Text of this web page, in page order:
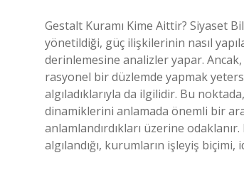
Gestalt Kuramı Kime Aittir? Siyaset
yönetildiği, güç ilişkilerinin nasıl
derinlemesine analizler yapar.
rasyonel bir düzlemde yapmak
algıladıklarıyla da ilgilidir. Bu
dinamiklerini anlamada önemli bir
anlamlandırdıkları üzerine
algılandığı, kurumların işleyiş